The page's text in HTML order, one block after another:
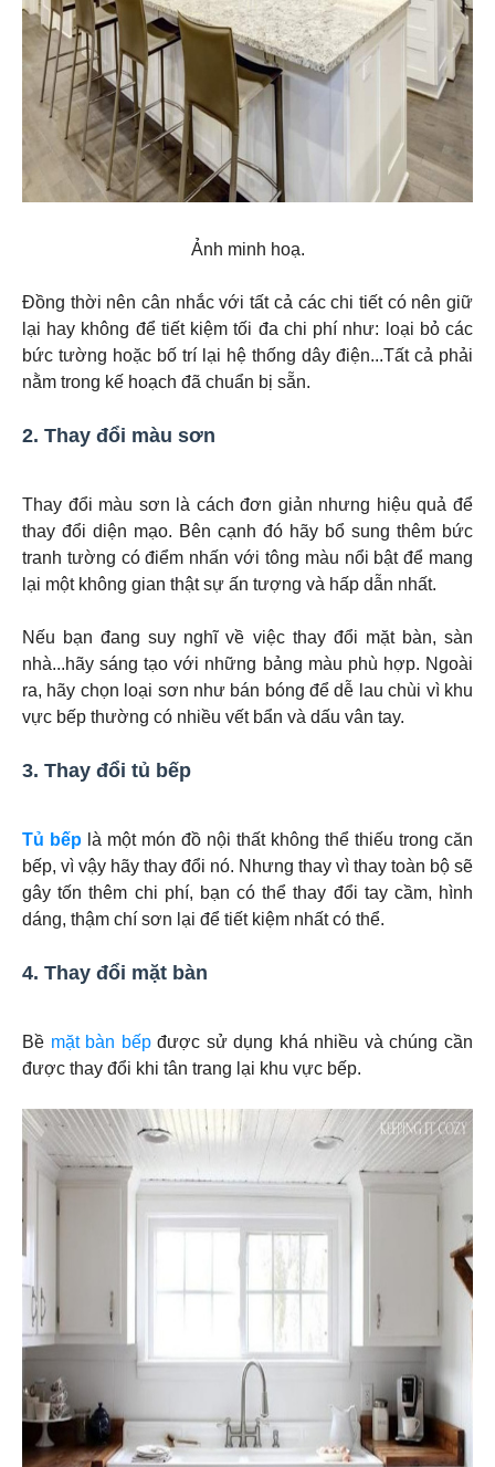
Ảnh minh hoạ.
Đồng thời nên cân nhắc với tất cả các chi tiết có nên giữ
lại hay không để tiết kiệm tối đa chi phí như: loại bỏ các
bức tường hoặc bố trí lại hệ thống dây điện...Tất cả phải
nằm trong kế hoạch đã chuẩn bị sẵn.
2. Thay đổi màu sơn
Thay đổi màu sơn là cách đơn giản nhưng hiệu quả để
thay đổi diện mạo. Bên cạnh đó hãy bổ sung thêm bức
tranh tường có điểm nhấn với tông màu nổi bật để mang
lại một không gian thật sự ấn tượng và hấp dẫn nhất.
Nếu bạn đang suy nghĩ về việc thay đổi mặt bàn, sàn
nhà...hãy sáng tạo với những bảng màu phù hợp. Ngoài
ra, hãy chọn loại sơn như bán bóng để dễ lau chùi vì khu
vực bếp thường có nhiều vết bẩn và dấu vân tay.
3. Thay đổi tủ bếp
Tủ bếp là một món đồ nội thất không thể thiếu trong căn
bếp, vì vậy hãy thay đổi nó. Nhưng thay vì thay toàn bộ sẽ
gây tốn thêm chi phí, bạn có thể thay đổi tay cầm, hình
dáng, thậm chí sơn lại để tiết kiệm nhất có thể.
4. Thay đổi mặt bàn
Bề mặt bàn bếpđược sử dụng khá nhiều và chúng cần
được thay đổi khi tân trang lại khu vực bếp.